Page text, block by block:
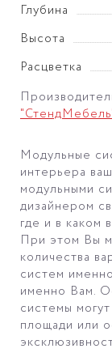
Глубина
Высота
Расцветка
Модульные
интерьера
модульными
дизайнером
где и в каком
При этом Вы
количества
систем
именно Вам.
системы
площади или